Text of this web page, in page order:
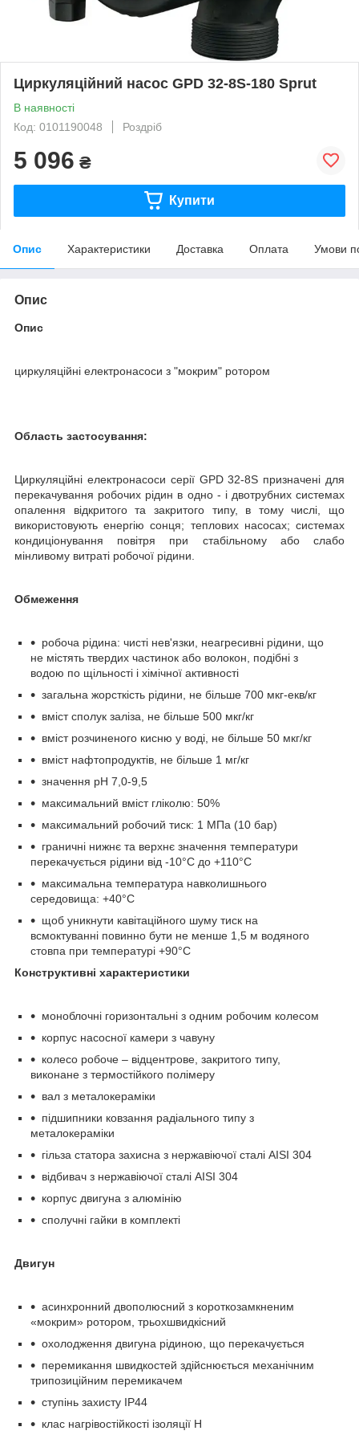
Циркуляційний насос GPD 32-8S-180 Sprut
В наявності
Код: 0101190048
Роздріб
5 096 ₴
Купити
Опис Характеристики Доставка Оплата Умови
Опис
Опис
циркуляційні електронасоси з "мокрим" ротором
Область застосування:
Циркуляційні електронасоси серії GPD 32-8S призначені для
перекачування робочих рідин в одно - і двотрубних системах
опалення відкритого та закритого типу, в тому числі, що
використовують енергію сонця; теплових насосах; системах
кондиціонування повітря при стабільному або слабо
мінливому витраті робочої рідини.
Обмеження
робоча рідина: чисті нев'язки, неагресивні рідини, що
не містять твердих частинок або волокон, подібні з
водою по щільності і хімічної активності
загальна жорсткість рідини, не більше 700 мкг-екв/кг
вміст сполук заліза, не більше 500 мкг/кг
вміст розчиненого кисню у воді, не більше 50 мкг/кг
вміст нафтопродуктів, не більше 1 мг/кг
значення рН 7,0-9,5
максимальний вміст гліколю: 50%
максимальний робочий тиск: 1 МПа (10 бар)
граничні нижнє та верхнє значення температури
перекачується рідини від -10°С до +110°С
максимальна температура навколишнього
середовища: +40°С
щоб уникнути кавітаційного шуму тиск на
всмоктуванні повинно бути не менше 1,5 м водяного
стовпа при температурі +90°С
Конструктивні характеристики
моноблочні горизонтальні з одним робочим колесом
корпус насосної камери з чавуну
колесо робоче – відцентрове, закритого типу,
виконане з термостійкого полімеру
вал з металокераміки
підшипники ковзання радіального типу з
металокераміки
гільза статора захисна з нержавіючої сталі AISI 304
відбивач з нержавіючої сталі AISI 304
корпус двигуна з алюмінію
сполучні гайки в комплекті
Двигун
асинхронний двополюсний з короткозамкненим
«мокрим» ротором, трьохшвидкісний
охолодження двигуна рідиною, що перекачується
перемикання швидкостей здійснюється механічним
трипозиційним перемикачем
ступінь захисту IP44
клас нагрівостійкості ізоляції H